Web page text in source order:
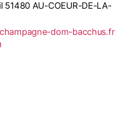
51480 AU-COEUR-DE-LA-
dom-bacchus.fr